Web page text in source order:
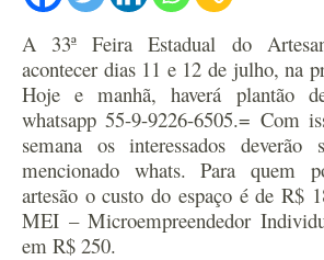
A 33ª Feira Estadual do
acontecer dias 11 e 12 de julho, na
Hoje e manhã, haverá plantão
whatsapp 55-9-9226-6505.= Com
semana os interessados deverão
mencionado whats. Para quem
artesão o custo do espaço é de R$
MEI – Microempreendedor
em R$ 250.